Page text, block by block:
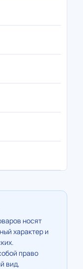
носят
характер и
право
вид,